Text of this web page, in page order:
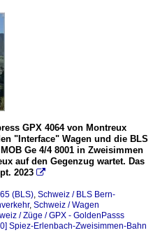
GPX 4064 von Montreux
"Interface" Wagen und die BLS
Ge 4/4 8001 in Zweisimmen
auf den Gegenzug wartet. Das
2023 
(BLS) Schweiz / BLS Bern-
, Schweiz / Wagen
/ Züge / GPX - GoldenPasss
Spiez-Erlenbach-Zweisimmen-Bahn